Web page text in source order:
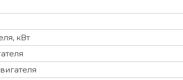
кВт